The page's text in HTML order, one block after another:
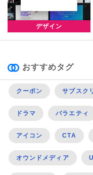
デザイン
おすすめタグ
クーポン サブスク
ドラマ バラエティ
アイコン CTA
オウンドメディア